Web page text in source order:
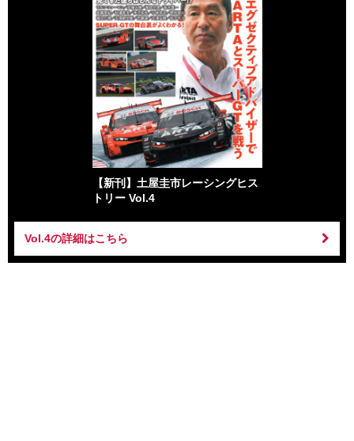
【新刊】土屋圭市レーシングヒス
トリー Vol.4
Vol.4の詳細はこちら